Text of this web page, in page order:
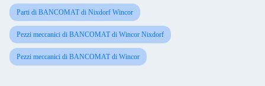
Parti di BANCOMAT di Nixdorf Wincor
Pezzi meccanici di BANCOMAT di Wincor Nixdorf
Pezzi meccanici di BANCOMAT di Wincor